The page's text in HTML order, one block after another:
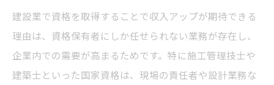
建設業で資格を取得することで収入アップが期待できる
理由は、資格保有者にしか任せられない業務が存在し、
企業内での需要が高まるためです。特に施工管理技士や
建築士といった国家資格は、現場の責任者や設計業務な